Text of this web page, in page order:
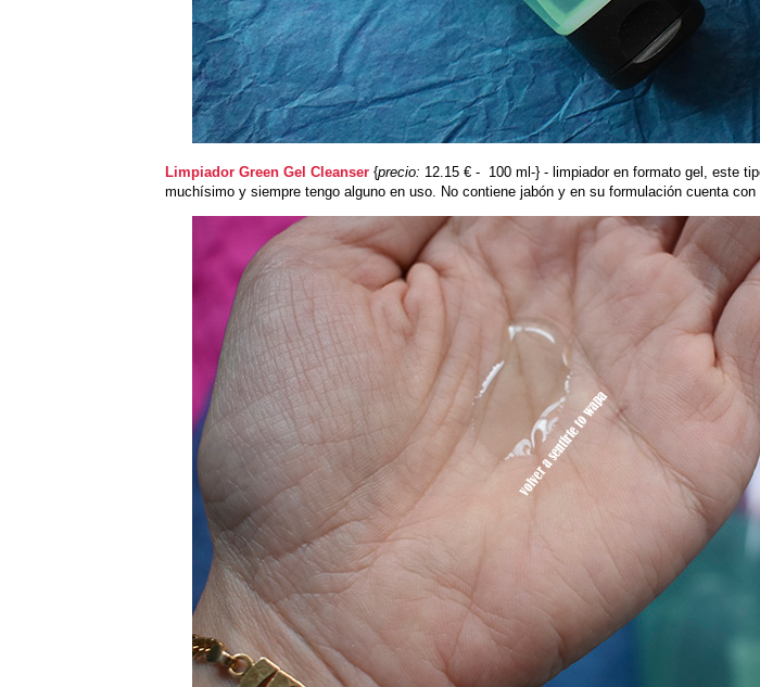
Limpiador Green Gel Cleanser {precio: 12.15 € - 100 ml-} - limpiador en formato gel, este
muchísimo y siempre tengo alguno en uso. No contiene jabón y en su formulación cuenta con